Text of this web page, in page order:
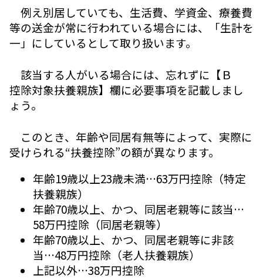
例え別居していても、生活費、学資金、療養費
等の送金が常に行われている場合には、「生計を
一」にしているとして取り扱います。
該当する人がいる場合には、忘れずに【Ｂ
控除対象扶養親族】欄に必要事項を記載しまし
ょう。
このとき、年齢や同居有無等によって、実際に
受けられる“扶養控除”の額が異なります。
年齢19歳以上23歳未満…63万円控除（特定
扶養親族）
年齢70歳以上、かつ、同居老親等に該当…
58万円控除（同居老親等）
年齢70歳以上、かつ、同居老親等に非該
当…48万円控除（老人扶養親族）
上記以外…38万円控除